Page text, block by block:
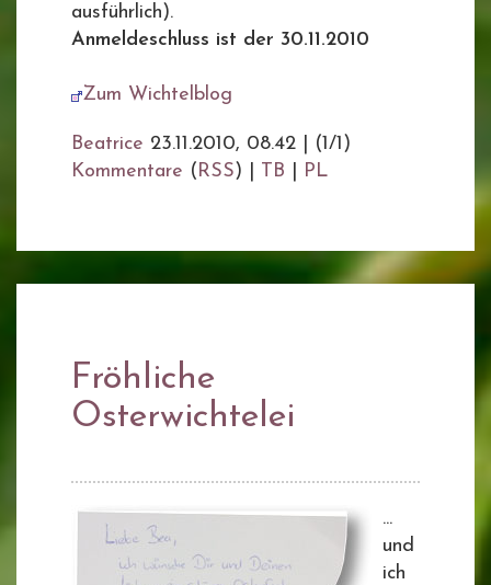
ausführlich).
Anmeldeschluss ist der 30.11.2010
Zum Wichtelblog
Beatrice 23.11.2010, 08.42
(1/1)
Kommentare (RSS) | TB PL
Fröhliche
Osterwichtelei
...
und
ich